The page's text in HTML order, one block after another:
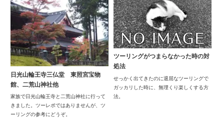
日光山輪王寺三仏堂 東照宮宝物
館、二荒山神社他
家族で日光山輪王寺と二荒山神社に行って
きました。ツーレポではありませんが、ツ
ーリングの参考にどうぞ。
ツーリングがつまらなかった時の対
処法
せっかく出てきたのに退屈なツーリングで
ガッカリした時に、無理くり楽しくする方
法。